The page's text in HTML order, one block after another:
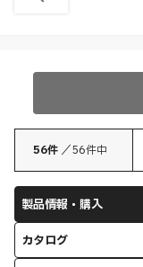
56件 ／56件中
製品情報・購入
カタログ